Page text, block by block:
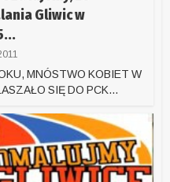
Gliwic w
MNÓSTWO KOBIET W
SIĘ DO PCK...